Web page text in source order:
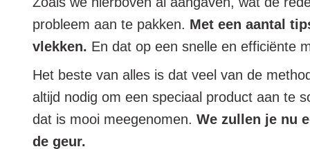
probleem aan te pakken. Met een aantal
vlekken. En dat op een snelle en efficiënte
Het beste van alles is dat veel van de
altijd nodig om een speciaal product aan te
dat is mooi meegenomen. We zullen je nu
de geur.